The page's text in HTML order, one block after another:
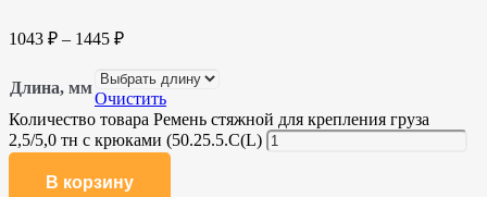
1043 ₽ – 1445 ₽
Длина, мм
Очистить
Количество товара Ремень стяжной для крепления груза
2,5/5,0 тн с крюками (50.25.5.C(L)
В корзину